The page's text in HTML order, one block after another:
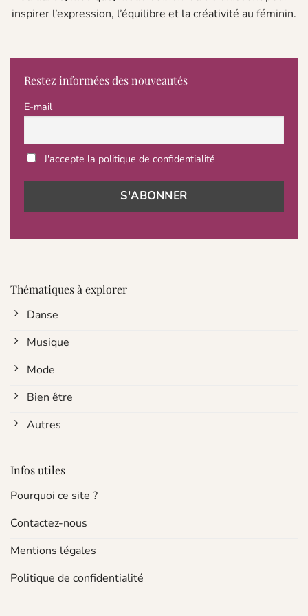
inspirer l’expression, l’équilibre et la créativité au féminin.
Restez informées des nouveautés
E-mail
J'accepte la politique de confidentialité
Thématiques à explorer
Danse
Musique
Mode
Bien être
Autres
Infos utiles
Pourquoi ce site ?
Contactez-nous
Mentions légales
Politique de confidentialité